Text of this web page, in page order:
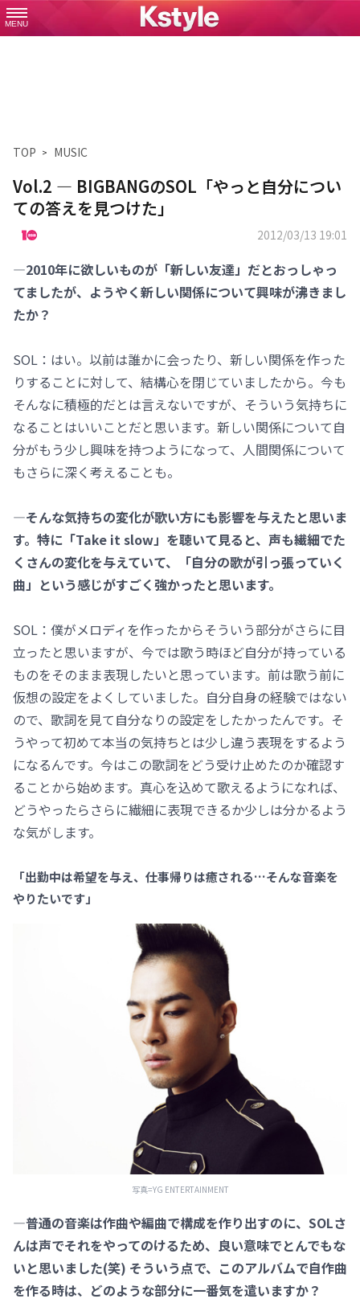
MENU
TOP MUSIC
Vol.2 ― BIGBANGのSOL「やっと自分につい
ての答えを見つけた」
2012/03/13 19:01
―2010年に欲しいものが「新しい友達」だとおっしゃっ
てましたが、ようやく新しい関係について興味が沸きまし
たか？
SOL：はい。以前は誰かに会ったり、新しい関係を作った
りすることに対して、結構心を閉じていましたから。今も
そんなに積極的だとは言えないですが、そういう気持ちに
なることはいいことだと思います。新しい関係について自
分がもう少し興味を持つようになって、人間関係について
もさらに深く考えることも。
―そんな気持ちの変化が歌い方にも影響を与えたと思いま
す。特に「Take it slow」を聴いて見ると、声も繊細でた
くさんの変化を与えていて、「自分の歌が引っ張っていく
曲」という感じがすごく強かったと思います。
SOL：僕がメロディを作ったからそういう部分がさらに目
立ったと思いますが、今では歌う時ほど自分が持っている
ものをそのまま表現したいと思っています。前は歌う前に
仮想の設定をよくしていました。自分自身の経験ではない
ので、歌詞を見て自分なりの設定をしたかったんです。そ
うやって初めて本当の気持ちとは少し違う表現をするよう
になるんです。今はこの歌詞をどう受け止めたのか確認す
ることから始めます。真心を込めて歌えるようになれば、
どうやったらさらに繊細に表現できるか少しは分かるよう
な気がします。
「出勤中は希望を与え、仕事帰りは癒される…そんな音楽を
やりたいです」
写真=YG ENTERTAINMENT
―普通の音楽は作曲や編曲で構成を作り出すのに、SOLさ
んは声でそれをやってのけるため、良い意味でとんでもな
いと思いました(笑) そういう点で、このアルバムで自作曲
を作る時は、どのような部分に一番気を遣いますか？